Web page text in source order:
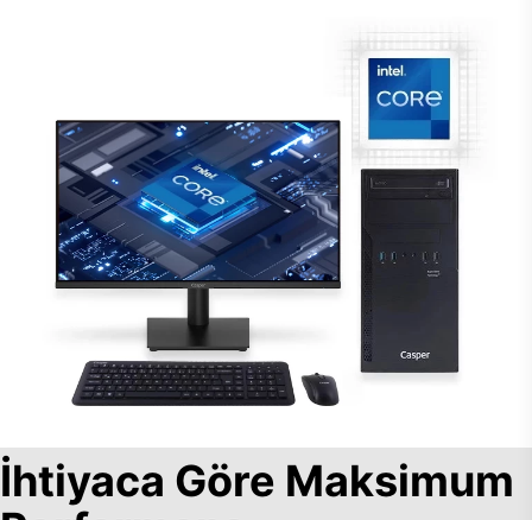
İhtiyaca Göre Maksimum